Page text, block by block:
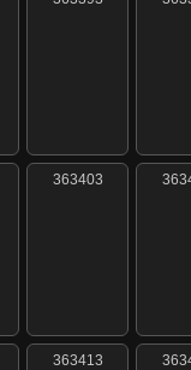
363403
363413